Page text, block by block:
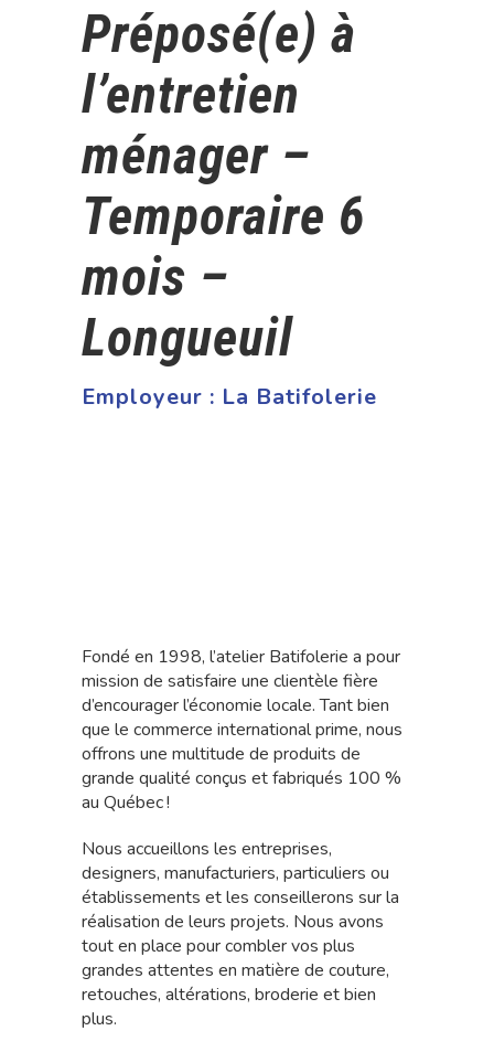
Préposé(e) à
l’entretien
ménager –
Temporaire 6
mois –
Longueuil
Employeur : La Batifolerie
Fondé en 1998, l’atelier Batifolerie a pour
mission de satisfaire une clientèle fière
d’encourager l’économie locale. Tant bien
que le commerce international prime, nous
offrons une multitude de produits de
grande qualité conçus et fabriqués 100 %
au Québec !
Nous accueillons les entreprises,
designers, manufacturiers, particuliers ou
établissements et les conseillerons sur la
réalisation de leurs projets. Nous avons
tout en place pour combler vos plus
grandes attentes en matière de couture,
retouches, altérations, broderie et bien
plus.